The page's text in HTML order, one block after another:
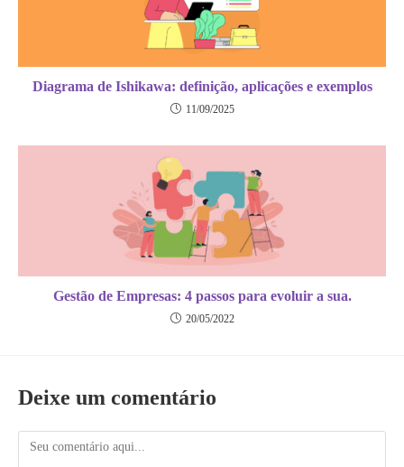
Diagrama de Ishikawa: definição, aplicações e exemplos
11/09/2025
Gestão de Empresas: 4 passos para evoluir a sua.
20/05/2022
Deixe um comentário